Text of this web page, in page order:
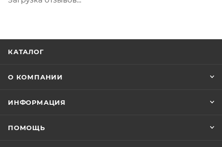
КАТАЛОГ
О КОМПАНИИ
ИНФОРМАЦИЯ
ПОМОЩЬ